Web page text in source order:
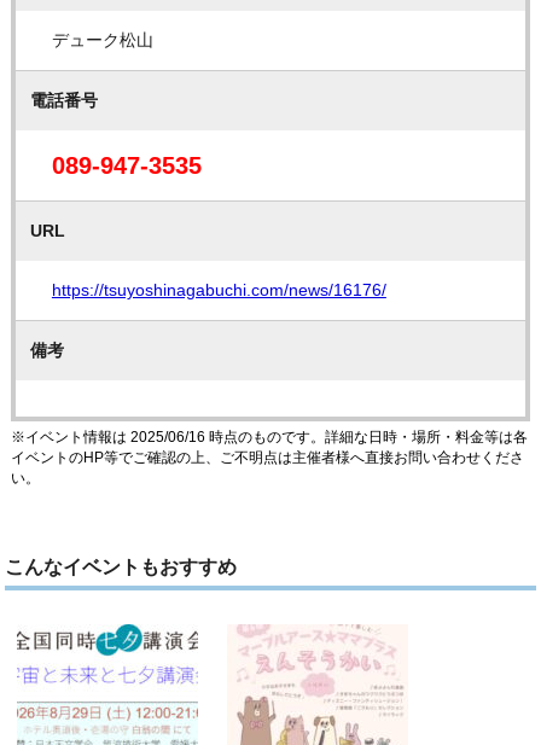
デューク松山
電話番号
089-947-3535
URL
https://tsuyoshinagabuchi.com/news/16176/
備考
※イベント情報は 2025/06/16 時点のものです。詳細な日時・場所・料金等は各
イベントのHP等でご確認の上、ご不明点は主催者様へ直接お問い合わせくださ
い。
こんなイベントもおすすめ